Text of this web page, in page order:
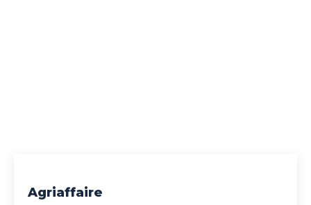
Agriaffaire